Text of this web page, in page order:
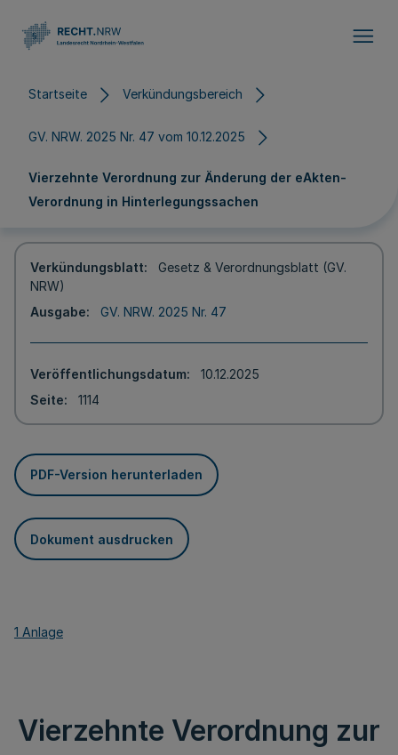
Startseite Verkündungsbereich
GV. NRW. 2025 Nr. 47 vom 10.12.2025
Vierzehnte Verordnung zur Änderung der eAkten-
Verordnung in Hinterlegungssachen
Verkündungsblatt
Gesetz & Verordnungsblatt (GV.
NRW)
Ausgabe
GV. NRW. 2025 Nr. 47
Veröffentlichungsdatum
10.12.2025
Seite
1114
PDF-Version herunterladen
Dokument ausdrucken
1 Anlage
Vierzehnte Verordnung zur